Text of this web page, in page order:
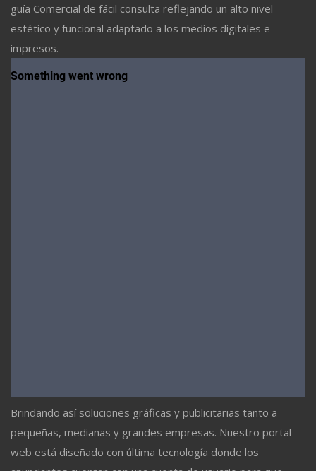
guía Comercial de fácil consulta reflejando un alto nivel
estético y funcional adaptado a los medios digitales e
impresos.
Brindando así soluciones gráficas y publicitarias tanto a
pequeñas, medianas y grandes empresas. Nuestro portal
web está diseñado con última tecnología donde los